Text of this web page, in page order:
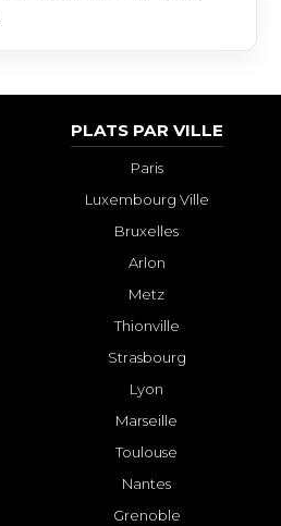
PLATS PAR VILLE
Paris
Luxembourg Ville
Bruxelles
Arlon
Metz
Thionville
Strasbourg
Lyon
Marseille
Toulouse
Nantes
Grenoble